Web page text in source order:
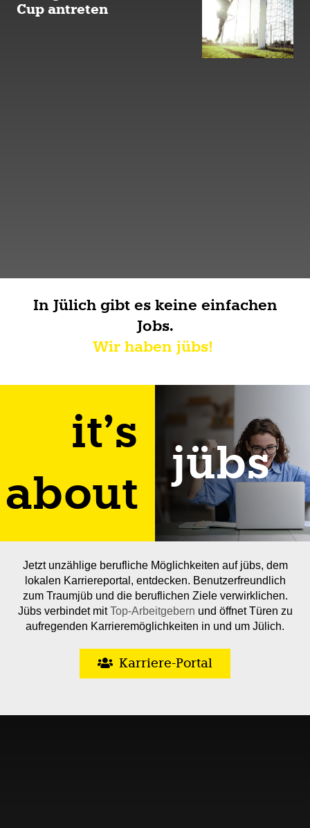
Cup antreten
In Jülich gibt es keine einfachen
Jobs.
Wir haben jübs!
it’s
about
jübs
Jetzt unzählige berufliche Möglichkeiten auf jübs, dem
lokalen Karriereportal, entdecken. Benutzerfreundlich
zum Traumjüb und die beruflichen Ziele verwirklichen.
Jübs verbindet mitTop-Arbeitgebern und öffnet Türen zu
aufregenden Karrieremöglichkeiten in und um Jülich.
Karriere-Portal